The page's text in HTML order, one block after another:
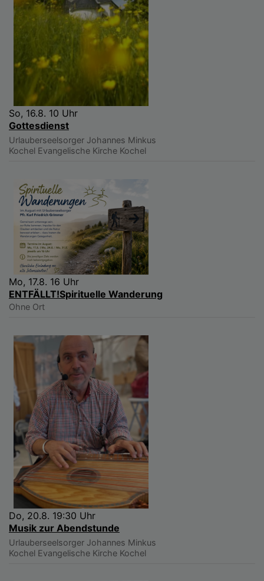
So, 16.8. 10 Uhr
Gottesdienst
Urlauberseelsorger Johannes Minkus
Kochel Evangelische Kirche Kochel
Mo, 17.8. 16 Uhr
ENTFÄLLT!Spirituelle Wanderung
Ohne Ort
Do, 20.8. 19:30 Uhr
Musik zur Abendstunde
Urlauberseelsorger Johannes Minkus
Kochel Evangelische Kirche Kochel